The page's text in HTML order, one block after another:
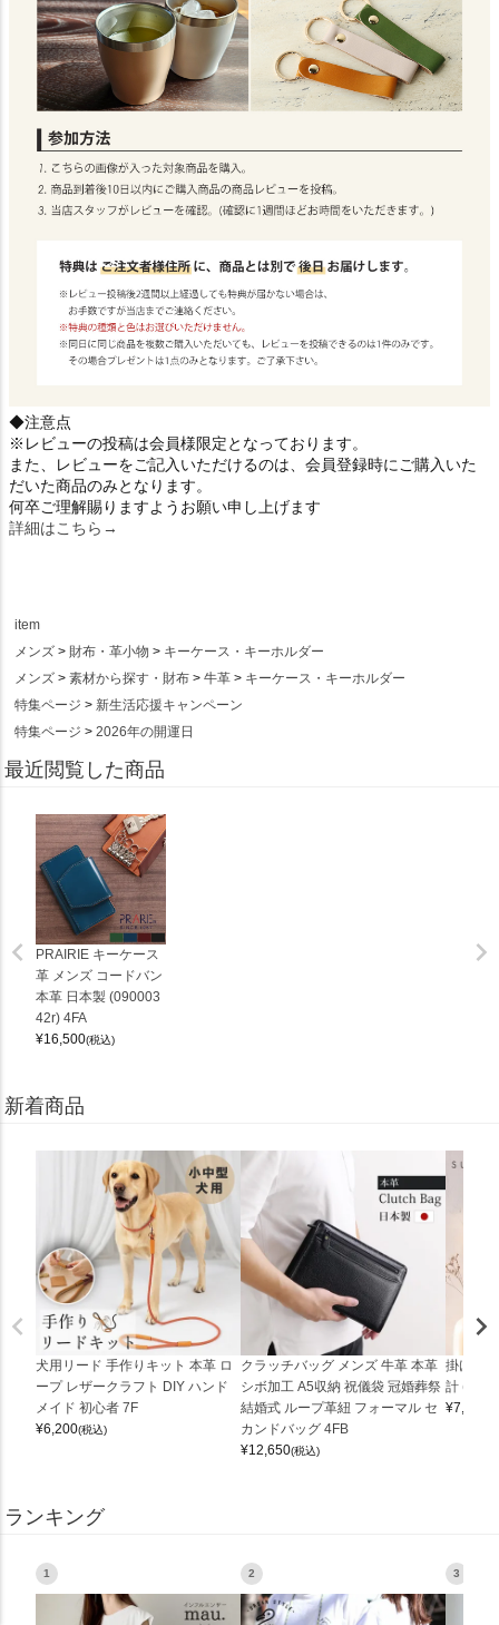
◆注意点
※レビューの投稿は会員様限定となっております。
また、レビューをご記入いただけるのは、会員登録時にご購入いた
だいた商品のみとなります。
何卒ご理解賜りますようお願い申し上げます
詳細はこちら→
item
メンズ
財布・革小物
キーケース・キーホルダー
メンズ
素材から探す・財布 牛革
キーケース・キーホルダー
特集ページ
新生活応援キャンペーン
特集ページ
2026年の開運日
最近閲覧した商品
PRAIRIE キーケース
革 メンズ コードバン
本革 日本製 (090003
42r) 4FA
¥16,500(税込)
新着商品
犬用リード 手作りキット 本革 ロ
ープ レザークラフト DIY ハンド
メイド 初心者 7F
¥6,200(税込)
クラッチバッグ メンズ 牛革 本革
シボ加工 A5収納 祝儀袋 冠婚葬祭
結婚式 ループ革紐 フォーマル セ
カンドバッグ 4FB
¥12,650(税込)
掛け時
計
¥7,150
ランキング
1 2 3